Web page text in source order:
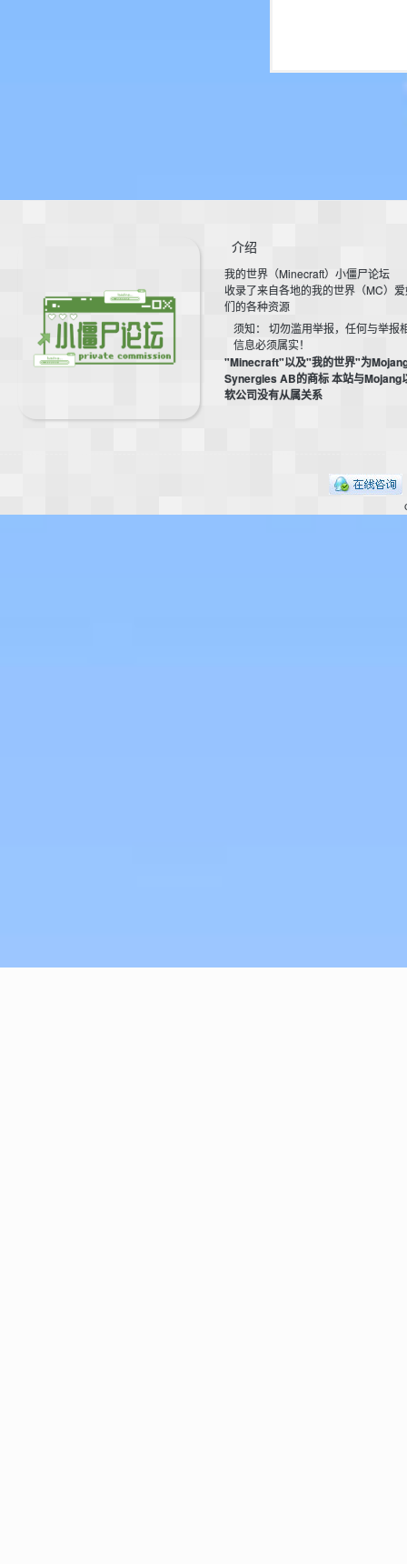
介绍
我的世界（Minecraft）小僵尸论坛
收录了来自各地的我的世界（MC）
们的各种资源
须知： 切勿滥用举报，任何与举报
信息必须属实！
"Minecraft"以及"我的世界"为
Synergies AB的商标 本站与Mojang
软公司没有从属关系